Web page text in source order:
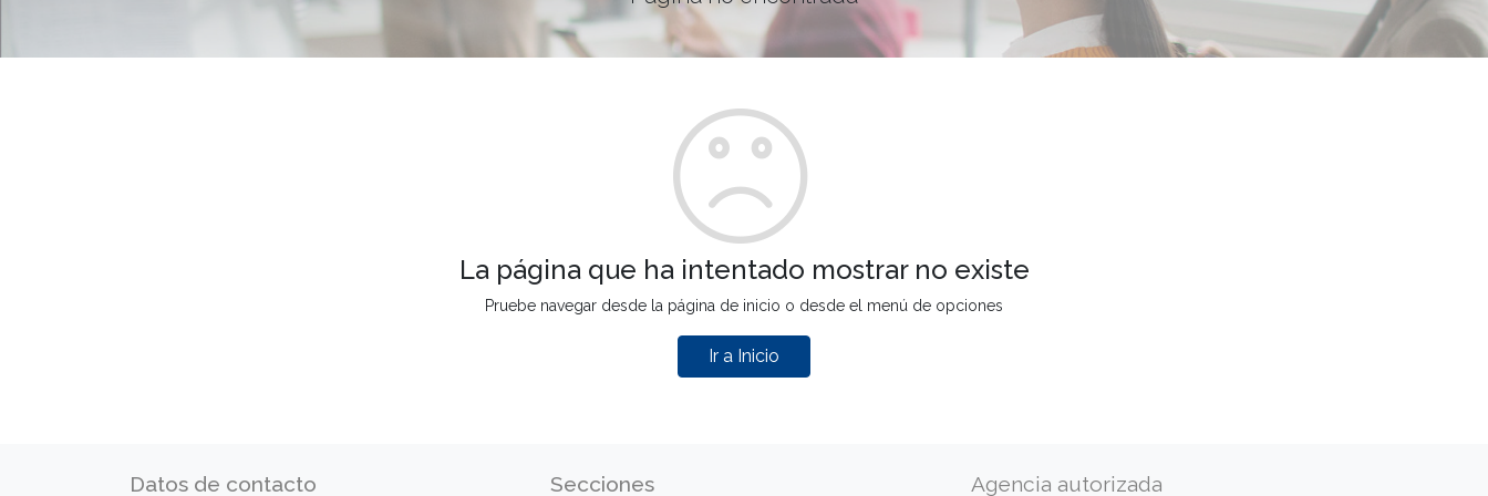
La página que ha intentado mostrar no existe
Pruebe navegar desde la página de inicio o desde el menú de opciones
Ir a Inicio
Datos de contacto Secciones Agencia autorizada